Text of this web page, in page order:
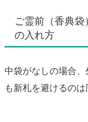
ご霊前（香典袋
の入れ方
中袋がなしの場合
も新札を避けるのは